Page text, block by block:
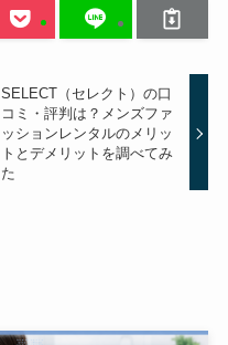
SELECT（セレクト）の口
コミ・評判は？メンズファ
ッションレンタルのメリッ
トとデメリットを調べてみ
た